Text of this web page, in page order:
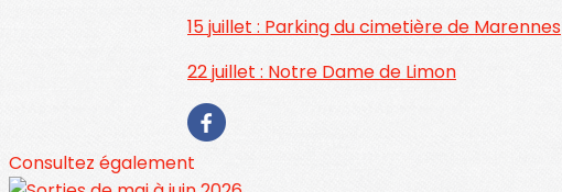
15 juillet : Parking du cimetière de Marennes
22 juillet : Notre Dame de Limon
Consultez également